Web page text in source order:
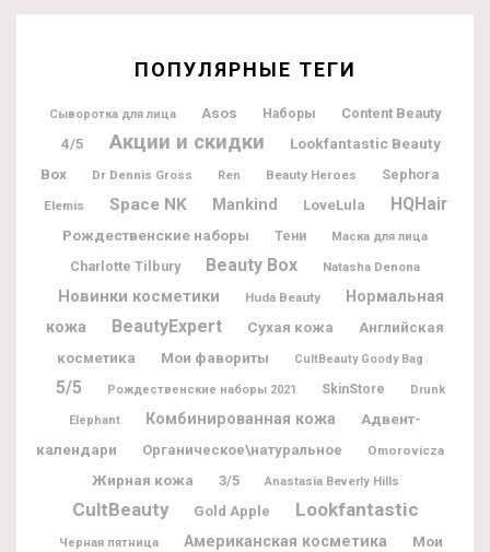
ПОПУЛЯРНЫЕ ТЕГИ
Сыворотка для лица Asos Наборы
Content Beauty
4/5
Акции и скидки
Lookfantastic Beauty
Box
Dr Dennis Gross Ren Beauty Heroes Sephora
Elemis Space NK Mankind LoveLula HQHair
Рождественские наборы Тени Маска для лица
Charlotte Tilbury Beauty Box Natasha Denona
Новинки косметики Huda Beauty
Нормальная
кожа
BeautyExpert Сухая кожа
Английская
косметика
Мои фавориты CultBeauty Goody Bag
5/5 Рождественские наборы 2021 SkinStore Drunk
Elephant Комбинированная кожа
Адвент-
календари
Органическое\натуральное Omorovicza
Жирная кожа 3/5 Anastasia Beverly Hills
CultBeauty Gold Apple Lookfantastic
Черная пятница Американская косметика
Мои